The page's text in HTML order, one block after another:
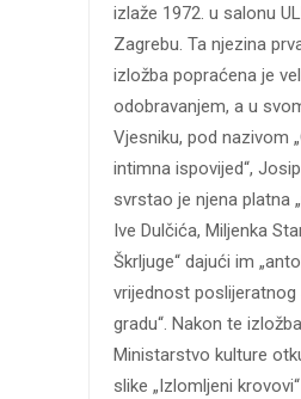
izlaže 1972. u salonu
Zagrebu. Ta njezina
izložba popraćena je
odobravanjem, a u
Vjesniku, pod nazivom
intimna ispovijed“,
svrstao je njena platna
Ive Dulčića, Miljenka
Škrljuge“ dajući im
vrijednost poslijeratnog
gradu“. Nakon te
Ministarstvo kulture
slike „Izlomljeni